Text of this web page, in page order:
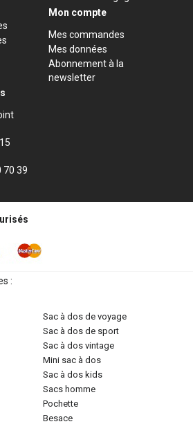
Mon compte
Mes commandes
Mes données
Abonnement à la
newsletter
70 39
:
sac à dos de voyage
sac à dos de sport
sac à dos vintage
mini sac à dos
sac à dos kids
sacs homme
pochette
besace